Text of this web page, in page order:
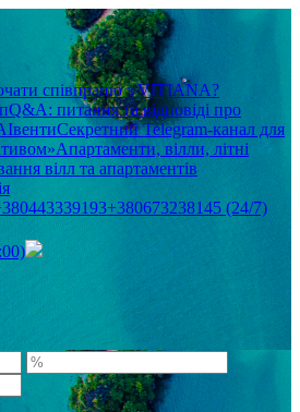
співпрацю з VITIANA?
Q&A: питання та відповіді про
ІвентиСекретний Telegram-канал для
Апартаменти, вілли, літні
вілл та апартаментів
+380673238145 (24/7)